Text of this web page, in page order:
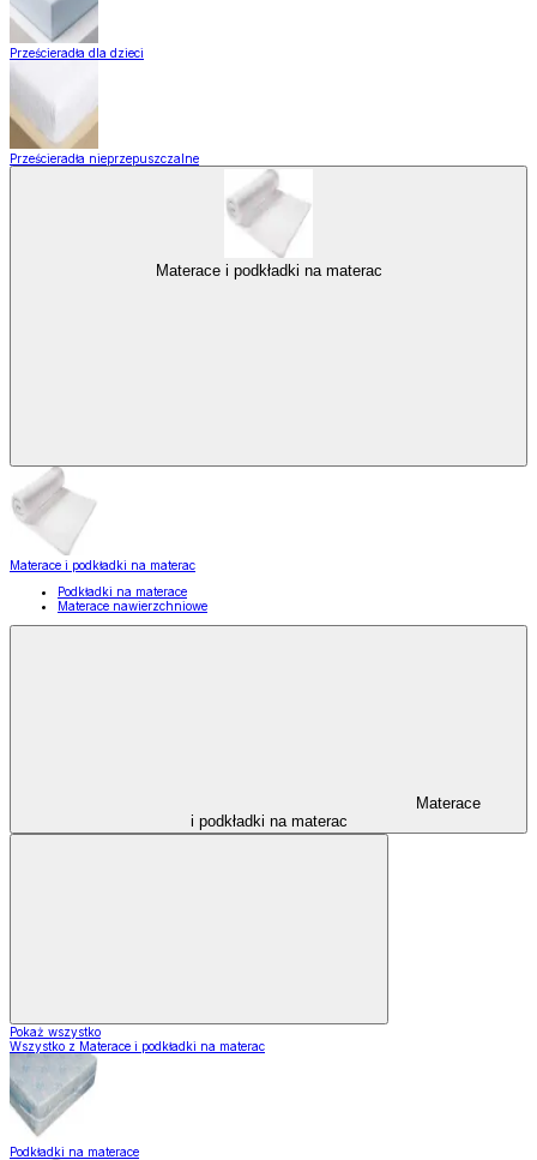
Prześcieradła dla dzieci
Prześcieradła nieprzepuszczalne
Materace i podkładki na materac
Materace i podkładki na materac
Podkładki na materace
Materace nawierzchniowe
Materace
i podkładki na materac
Pokaż wszystko
Wszystko z Materace i podkładki na materac
Podkładki na materace